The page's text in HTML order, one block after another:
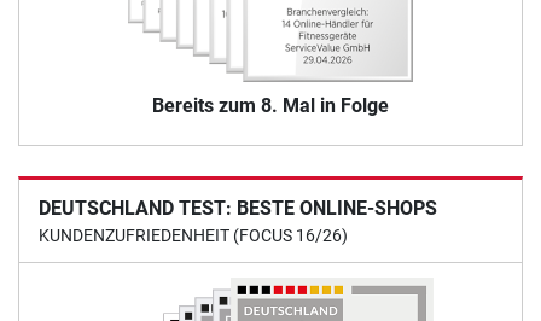
Bereits zum 8. Mal in Folge
DEUTSCHLAND TEST: BESTE ONLINE-SHOPS
KUNDENZUFRIEDENHEIT (FOCUS 16/26)